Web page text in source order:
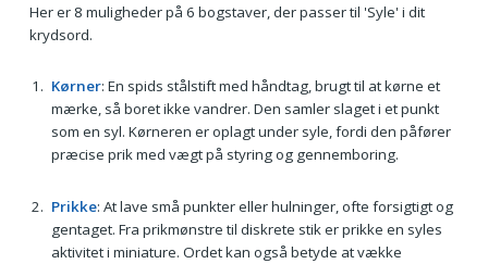
Her er 8 muligheder på 6 bogstaver, der passer til 'Syle' i dit
krydsord.
Kørner: En spids stålstift med håndtag, brugt til at kørne et
mærke, så boret ikke vandrer. Den samler slaget i et punkt
som en syl. Kørneren er oplagt under syle, fordi den påfører
præcise prik med vægt på styring og gennemboring.
Prikke: At lave små punkter eller hulninger, ofte forsigtigt og
gentaget. Fra prikmønstre til diskrete stik er prikke en syles
aktivitet i miniature. Ordet kan også betyde at vække